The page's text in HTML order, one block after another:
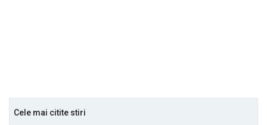
Cele mai citite stiri